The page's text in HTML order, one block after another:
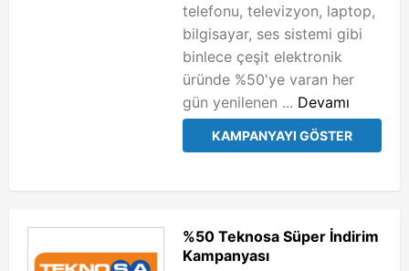
telefonu, televizyon, laptop,
bilgisayar, ses sistemi gibi
binlece çeşit elektronik
üründe %50'ye varan her
gün yenilenen ... Devamı
KAMPANYAYI GÖSTER
%50 Teknosa Süper İndirim
Kampanyası